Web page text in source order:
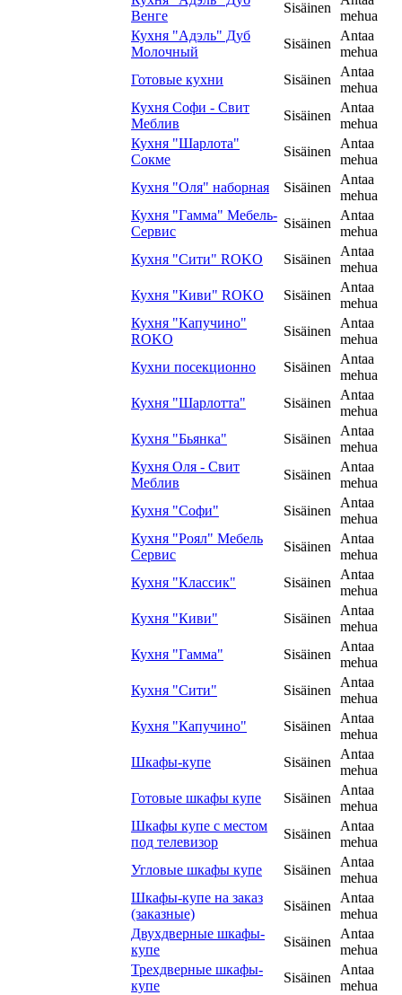
Венге
Sisäinen
mehua
Кухня "Адэль" Дуб
Молочный
Sisäinen
Antaa
mehua
Готовые кухни
Sisäinen
Antaa
mehua
Кухня Софи - Свит
Меблив
Sisäinen
Antaa
mehua
Кухня "Шарлота"
Сокме
Sisäinen
Antaa
mehua
Кухня "Оля" наборная
Sisäinen
Antaa
mehua
Кухня "Гамма" Мебель-
Сервис
Sisäinen
Antaa
mehua
Кухня "Сити" ROKO
Sisäinen
Antaa
mehua
Кухня "Киви" ROKO
Sisäinen
Antaa
mehua
Кухня "Капучино"
ROKO
Sisäinen
Antaa
mehua
Кухни посекционно
Sisäinen
Antaa
mehua
Кухня "Шарлотта"
Sisäinen
Antaa
mehua
Кухня "Бьянка"
Sisäinen
Antaa
mehua
Кухня Оля - Свит
Меблив
Sisäinen
Antaa
mehua
Кухня "Софи"
Sisäinen
Antaa
mehua
Кухня "Роял" Мебель
Сервис
Sisäinen
Antaa
mehua
Кухня "Классик"
Sisäinen
Antaa
mehua
Кухня "Киви"
Sisäinen
Antaa
mehua
Кухня "Гамма"
Sisäinen
Antaa
mehua
Кухня "Сити"
Sisäinen
Antaa
mehua
Кухня "Капучино"
Sisäinen
Antaa
mehua
Шкафы-купе
Sisäinen
Antaa
mehua
Готовые шкафы купе
Sisäinen
Antaa
mehua
Шкафы купе с местом
под телевизор
Sisäinen
Antaa
mehua
Угловые шкафы купе
Sisäinen
Antaa
mehua
Шкафы-купе на заказ
(заказные)
Sisäinen
Antaa
mehua
Двухдверные шкафы-
купе
Sisäinen
Antaa
mehua
Трехдверные шкафы-
купе
Sisäinen
Antaa
mehua